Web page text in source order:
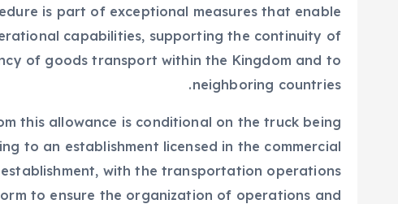
is part of exceptional measures that enable
capabilities, supporting the continuity of
of goods transport within the Kingdom and to
neighboring countries.
this allowance is conditional on the truck being
to an establishment licensed in the commercial
with the transportation operations
to ensure the organization of operations and